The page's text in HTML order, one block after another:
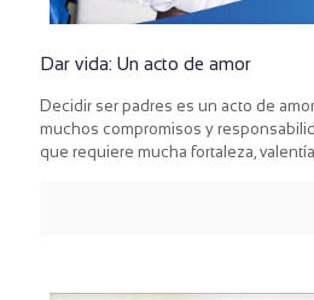
Dar vida: Un acto de amor
Decidir ser padres es un acto de
muchos compromisos y
que requiere mucha fortaleza,